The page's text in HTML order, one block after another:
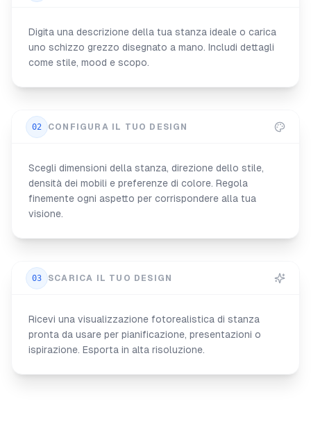
Digita una descrizione della tua stanza ideale o carica
uno schizzo grezzo disegnato a mano. Includi dettagli
come stile, mood e scopo.
02 CONFIGURA IL TUO DESIGN
Scegli dimensioni della stanza, direzione dello stile,
densità dei mobili e preferenze di colore. Regola
finemente ogni aspetto per corrispondere alla tua
visione.
03 SCARICA IL TUO DESIGN
Ricevi una visualizzazione fotorealistica di stanza
pronta da usare per pianificazione, presentazioni o
ispirazione. Esporta in alta risoluzione.